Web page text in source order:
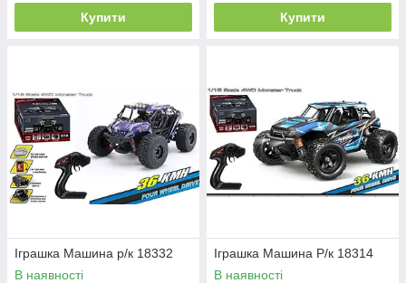
Купити Купити
Іграшка Машина р/к 18332
В наявності
Іграшка Машина Р/к 18314
В наявності